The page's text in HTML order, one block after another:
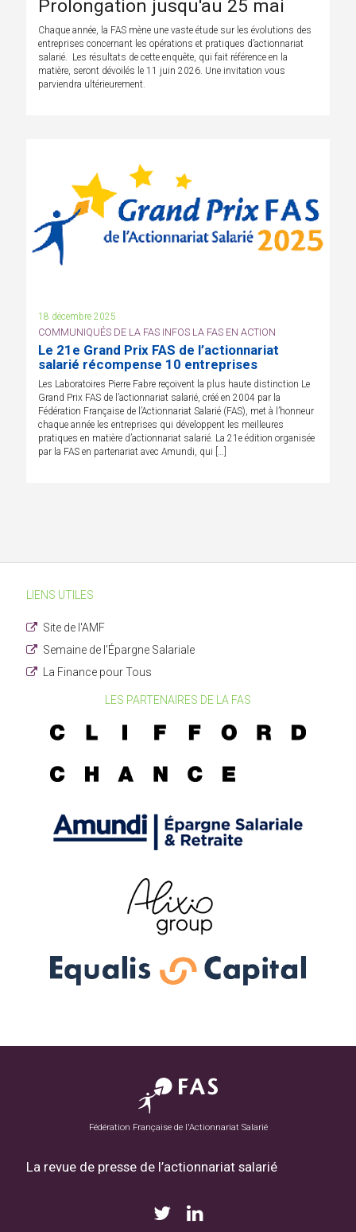
Prolongation jusqu'au 25 mai
Chaque année, la FAS mène une vaste étude sur les évolutions des
entreprises concernant les opérations et pratiques d’actionnariat
salarié. Les résultats de cette enquête, qui fait référence en la
matière, seront dévoilés le 11 juin 2026. Une invitation vous
parviendra ultérieurement.
18 décembre 2025
COMMUNIQUÉS DE LA FAS INFOS LA FAS EN ACTION
Le 21e Grand Prix FAS de l’actionnariat
salarié récompense 10 entreprises
Les Laboratoires Pierre Fabre reçoivent la plus haute distinction Le
Grand Prix FAS de l’actionnariat salarié, créé en 2004 par la
Fédération Française de l’Actionnariat Salarié (FAS), met à l’honneur
chaque année les entreprises qui développent les meilleures
pratiques en matière d’actionnariat salarié. La 21e édition organisée
par la FAS en partenariat avec Amundi, qui […]
LIENS UTILES
Site de l'AMF
Semaine de l'Épargne Salariale
La Finance pour Tous
LES PARTENAIRES DE LA FAS
Fédération Française de l'Actionnariat Salarié
La revue de presse de l’actionnariat salarié